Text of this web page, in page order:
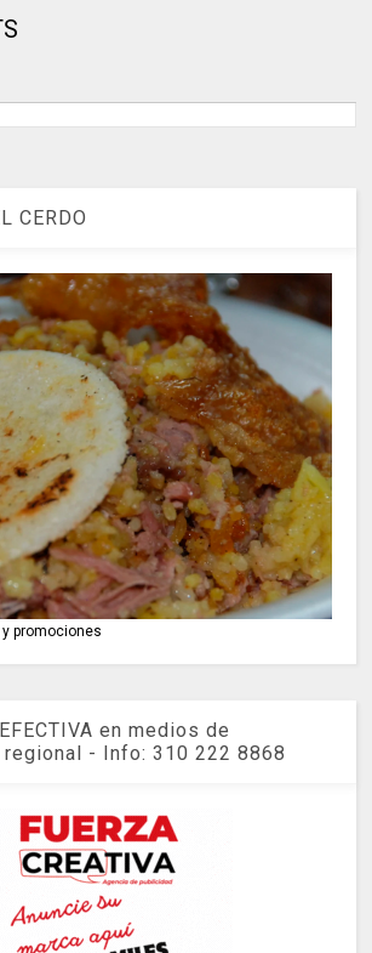
CERDO
promociones
en medios de
regional - Info: 310 222 8868